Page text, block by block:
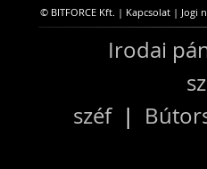
© BITFORCE Kft. | Kapcsolat | Jogi
Irodai
széf|